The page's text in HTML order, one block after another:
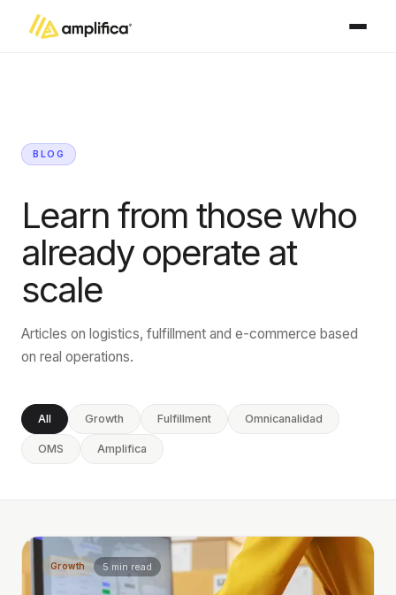
BLOG
Learn from those who
already operate at
scale
Articles on logistics, fulfillment and e-commerce based
on real operations.
All Growth Fulfillment Omnicanalidad
OMS Amplifica
Growth 5 min read